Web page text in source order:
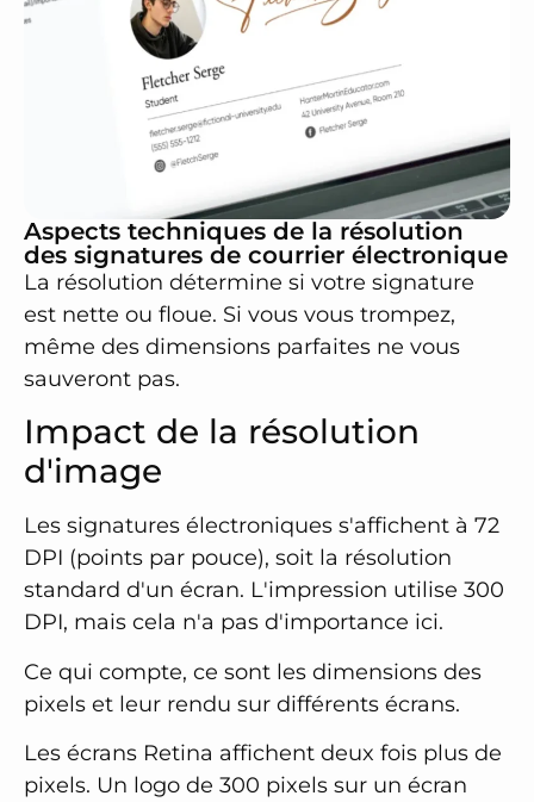
Aspects techniques de la résolution
des signatures de courrier électronique
La résolution détermine si votre signature
est nette ou floue. Si vous vous trompez,
même des dimensions parfaites ne vous
sauveront pas.
Impact de la résolution
d'image
Les signatures électroniques s'affichent à 72
DPI (points par pouce), soit la résolution
standard d'un écran. L'impression utilise 300
DPI, mais cela n'a pas d'importance ici.
Ce qui compte, ce sont les dimensions des
pixels et leur rendu sur différents écrans.
Les écrans Retina affichent deux fois plus de
pixels. Un logo de 300 pixels sur un écran